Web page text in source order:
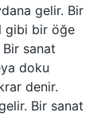
gelir. Bir
gibi bir öğe
sanat
doku
denir.
Bir sanat